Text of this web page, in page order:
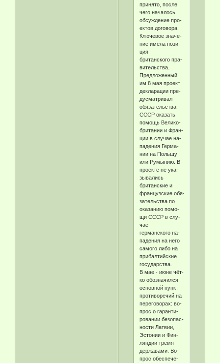
при­ня­то, по­сле
че­го на­ча­лось
об­су­ж­де­ние про­
ек­тов до­го­во­ра.
Клю­че­вое зна­че­
ние име­ла по­зи­
ция
британского пра­
ви­тель­ст­ва.
Пред­ло­жен­ный
им 8 мая про­ект
дек­ла­ра­ции пре­
ду­смат­ри­вал
обя­за­тель­ст­ва
СССР ока­зать
по­мощь Ве­ли­ко­
бри­та­нии и Фран­
ции в слу­чае на­
па­де­ния Гер­ма­
нии на Поль­шу
или Ру­мы­нию. В
про­ек­те не ука­
зы­ва­лись
британские и
французские обя­
за­тель­ст­ва по
ока­за­нию по­мо­
щи СССР в слу­
чае
германского на­
па­де­ния на не­го
са­мо­го ли­бо на
при­бал­тий­ские
го­су­дар­ст­ва.
В мае - ию­не чёт­
ко обо­зна­чил­ся
основной пункт
про­ти­во­ре­чий на
пе­ре­го­во­рах: во­
прос о га­ран­ти­
ро­ва­нии безо­пас­
но­сти Лат­вии,
Эс­то­нии и Фин­
лян­дии тре­мя
дер­жа­ва­ми. Во­
прос обес­пе­че­